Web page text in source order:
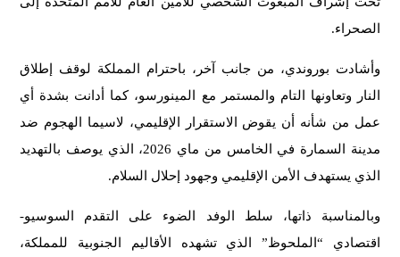
الصحراء.
وأشادت بوروندي، من جانب آخر، باحترام المملكة لوقف إطلاق
النار وتعاونها التام والمستمر مع المينورسو، كما أدانت بشدة أي
عمل من شأنه أن يقوض الاستقرار الإقليمي، لاسيما الهجوم ضد
مدينة السمارة في الخامس من ماي 2026، الذي يوصف بالتهديد
الذي يستهدف الأمن الإقليمي وجهود إحلال السلام.
وبالمناسبة ذاتها، سلط الوفد الضوء على التقدم السوسيو-
اقتصادي “الملحوظ” الذي تشهده الأقاليم الجنوبية للمملكة،